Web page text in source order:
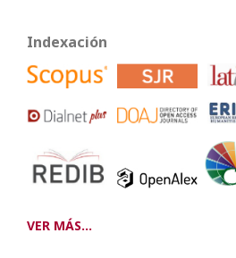
Indexación
VER MÁS...